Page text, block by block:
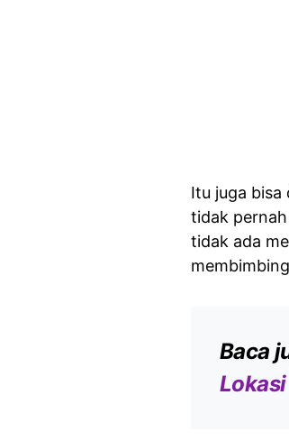
Itu juga bisa
tidak
tidak ada
Baca
Lokasi